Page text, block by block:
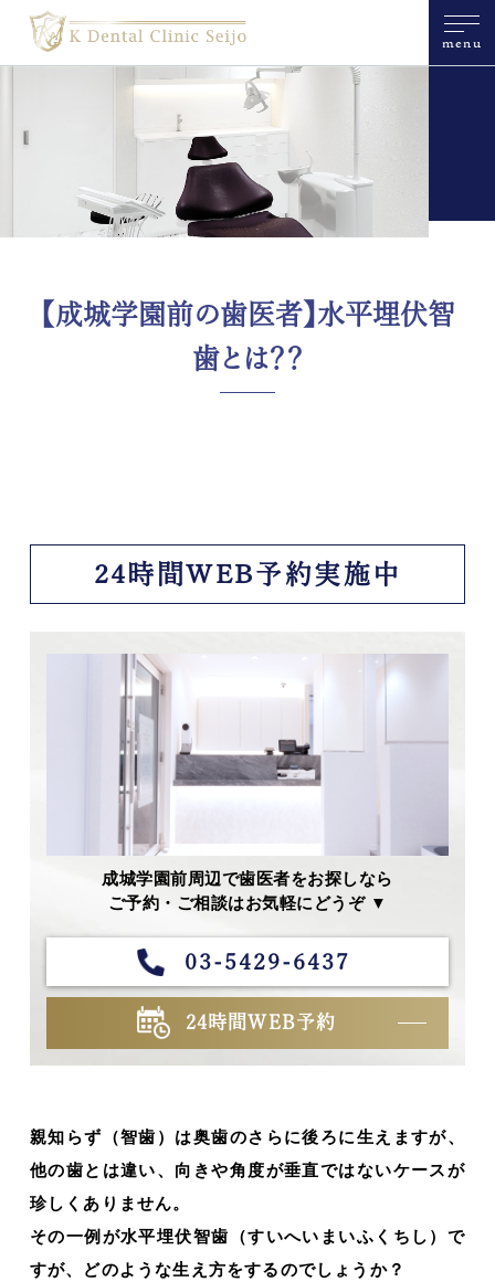
menu
【成城学園前の歯医者】水平埋伏智
歯とは？？
24時間WEB予約実施中
成城学園前周辺で歯医者をお探しなら
ご予約・ご相談はお気軽にどうぞ ▼
03-5429-6437
24時間WEB予約
親知らず（智歯）は奥歯のさらに後ろに生えますが、
他の歯とは違い、向きや角度が垂直ではないケースが
珍しくありません。
その一例が水平埋伏智歯（すいへいまいふくちし）で
すが、どのような生え方をするのでしょうか？